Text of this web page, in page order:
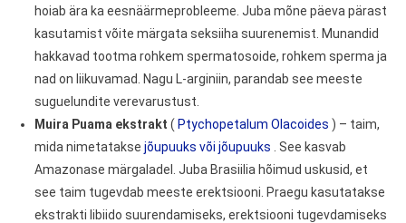
hoiab ära ka eesnäärmeprobleeme. Juba mõne päeva pärast
kasutamist võite märgata seksiiha suurenemist. Munandid
hakkavad tootma rohkem spermatosoide, rohkem sperma ja
nad on liikuvamad. Nagu L-arginiin, parandab see meeste
suguelundite verevarustust.
Muira Puama ekstrakt ( Ptychopetalum Olacoides ) – taim,
mida nimetatakse jõupuuks või jõupuuks . See kasvab
Amazonase märgaladel. Juba Brasiilia hõimud uskusid, et
see taim tugevdab meeste erektsiooni. Praegu kasutatakse
ekstrakti libiido suurendamiseks, erektsiooni tugevdamiseks